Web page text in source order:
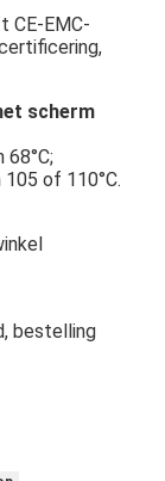
CE-EMC-
scherm
of 110°C.
bestelling